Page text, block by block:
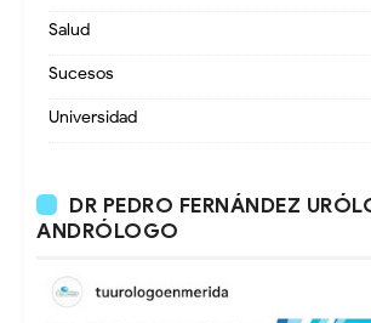
Salud
Sucesos
Universidad
DR PEDRO FERNÁNDEZ
ANDRÓLOGO